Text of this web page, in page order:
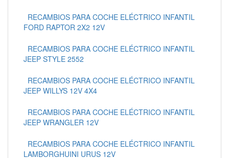
RECAMBIOS PARA COCHE ELÉCTRICO INFANTIL
FORD RAPTOR 2X2 12V
RECAMBIOS PARA COCHE ELÉCTRICO INFANTIL
JEEP STYLE 2552
RECAMBIOS PARA COCHE ELÉCTRICO INFANTIL
JEEP WILLYS 12V 4X4
RECAMBIOS PARA COCHE ELÉCTRICO INFANTIL
JEEP WRANGLER 12V
RECAMBIOS PARA COCHE ELÉCTRICO INFANTIL
LAMBORGHUINI URUS 12V